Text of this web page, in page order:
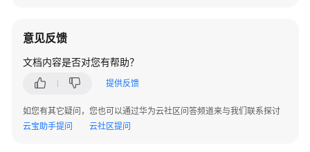
述
备
工
意见反馈
文档内容是否对您有帮助？
提供反馈
如您有其它疑问，您也可以通过华为云社区问答频道来与我们联系探讨
云宝助手提问
云社区提问